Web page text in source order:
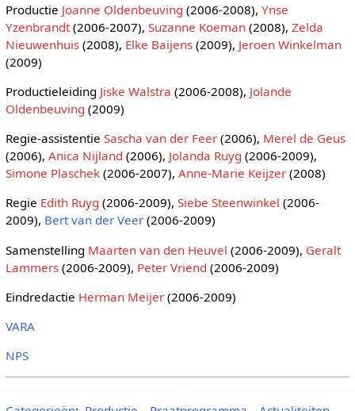
Productie Joanne Oldenbeuving (2006-2008), Ynse
Yzenbrandt(2006-2007), Suzanne Koeman(2008), Zelda
Nieuwenhuis(2008), Elke Baijens(2009), Jeroen Winkelman
(2009)
Productieleiding Jiske Walstra (2006-2008), Jolande
Oldenbeuving (2009)
Regie-assistentie Sascha van der Feer(2006), Merel de Geus
(2006), Anica Nijland (2006), Jolanda Ruyg (2006-2009),
Simone Plaschek(2006-2007), Anne-Marie Keijzer(2008)
Regie Edith Ruyg (2006-2009), Siebe Steenwinkel (2006-
2009), Bert van der Veer(2006-2009)
Samenstelling Maarten van den Heuvel (2006-2009), Geralt
Lammers(2006-2009), Peter Vriend (2006-2009)
Eindredactie Herman Meijer(2006-2009)
VARA
NPS